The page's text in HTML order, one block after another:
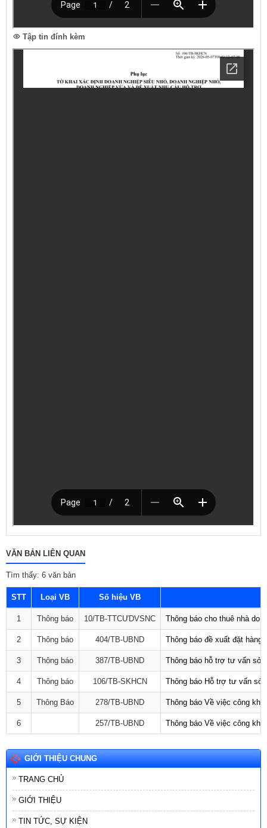
Tập tin đính kèm
VĂN BẢN LIÊN QUAN
Tìm thấy: 6 văn bản
STT Loại VB Số hiệu VB
1 Thông báo 10/TB-TTCƯDVSNC Thông báo cho thuê nhà do
2 Thông báo 404/TB-UBND Thông báo đề xuất đặt
3 Thông báo 387/TB-UBND Thông báo hỗ trợ tư vấn sở
4 Thông báo 106/TB-SKHCN Thông báo Hỗ trợ tư vấn sở
5 Thông Báo 278/TB-UBND Thông báo Về việc công
6 257/TB-UBND Thông báo Về việc công
GIỚI THIỆU CHUNG
TRANG CHỦ
GIỚI THIỆU
TIN TỨC, SỰ KIỆN